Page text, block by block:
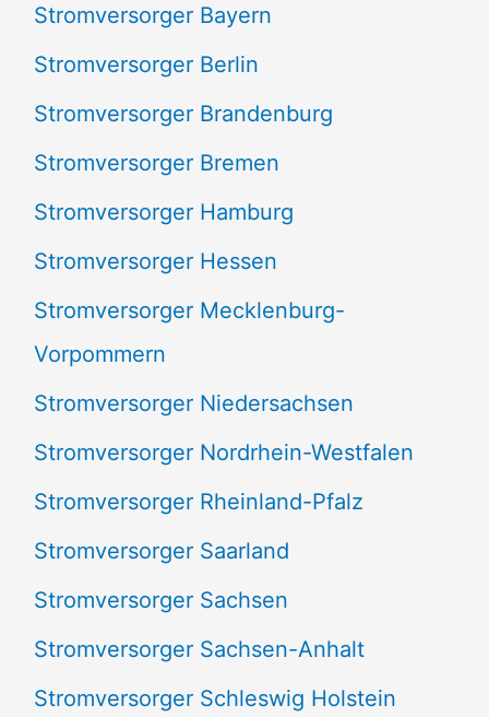
h
:
Stromversorger Bayern
Stromversorger Berlin
Stromversorger Brandenburg
Stromversorger Bremen
Stromversorger Hamburg
Stromversorger Hessen
Stromversorger Mecklenburg-
Vorpommern
Stromversorger Niedersachsen
Stromversorger Nordrhein-Westfalen
Stromversorger Rheinland-Pfalz
Stromversorger Saarland
Stromversorger Sachsen
Stromversorger Sachsen-Anhalt
Stromversorger Schleswig Holstein